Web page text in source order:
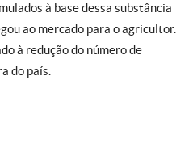
à base dessa substância
ao mercado para o agricultor.
à redução do número de
do país.